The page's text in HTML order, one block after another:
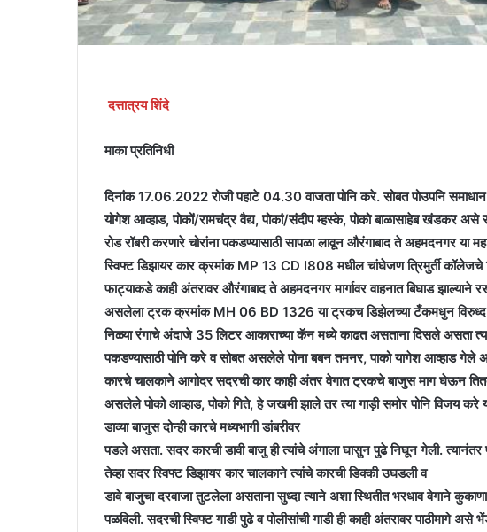
दत्तात्रय शिंदे
माका प्रतिनिधी
दिनांक 17.06.2022 रोजी पहाटे 04.30 वाजता पोनि करे. सोबत पोउपनि समाधान
योगेश आव्हाड, पोकों/रामचंद्र वैद्य, पोकां/संदीप म्हस्के, पोको बाळासाहेब खंडकर
रोड रॉबरी करणारे चोरांना पकडण्यासाठी सापळा लावून औरंगाबाद ते अहमदनगर या
स्विफ्ट डिझायर कार क्रमांक MP 13 CD I808 मधील चांघेजण त्रिमुर्ती कॉलेजचे
फाट्याकडे काही अंतरावर औरंगाबाद ते अहमदनगर मार्गावर वाहनात बिघाड झाल्याने
असलेला ट्रक क्रमांक MH 06 BD 1326 या ट्रकच डिझेलच्या टँकमधुन विरुध्द
निळ्या रंगाचे अंदाजे 35 लिटर आकाराच्या कॅन मध्ये काढत असताना दिसले असता त्या
पकडण्यासाठी पोनि करे व सोबत असलेले पोना बबन तमनर, पाको यागेश आव्हाड गेले
कारचे चालकाने आगोदर सदरची कार काही अंतर वेगात ट्रकचे बाजुस माग घेऊन
असलेले पोको आव्हाड, पोको गिते, हे जखमी झाले तर त्या गाड़ी समोर पोनि विजय
डाव्या बाजुस दोन्ही कारचे मध्यभागी डांबरीवर
पडले असता. सदर कारची डावी बाजु ही त्यांचे अंगाला घासुन पुढे निघून गेली.
तेव्हा सदर स्विफ्ट डिझायर कार चालकाने त्यांचे कारची डिक्की उघडली व
डावे बाजुचा दरवाजा तुटलेला असताना सुध्दा त्याने अशा स्थितीत भरधाव वेगाने
पळविली. सदरची स्विफ्ट गाडी पुढे व पोलीसांची गाडी ही काही अंतरावर पाठीमागे